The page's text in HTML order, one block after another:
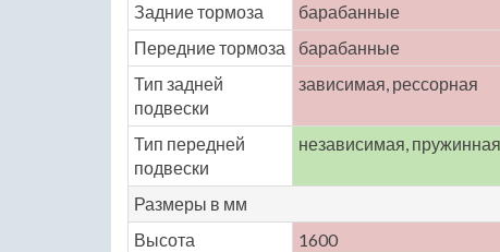
Задние тормоза
барабанные
Передние тормоза
барабанные
Тип задней
подвески
зависимая, рессорная
Тип передней
подвески
независимая, пружинная
Размеры в мм
Высота
1600